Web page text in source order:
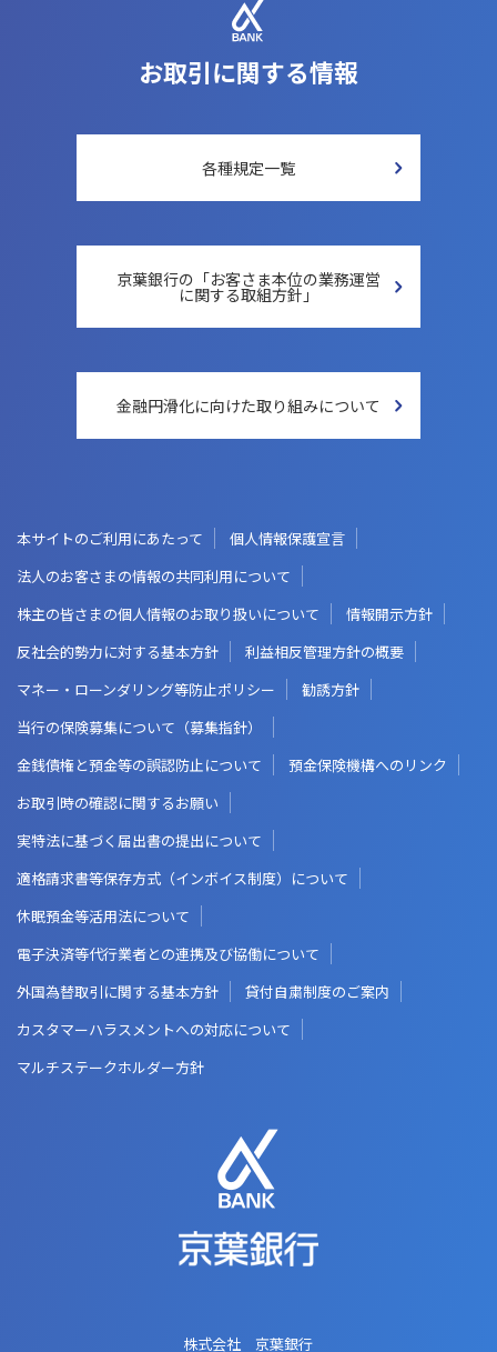
お取引に関する情報
各種規定一覧
京葉銀行の「お客さま本位の業務運営
に関する取組方針」
金融円滑化に向けた取り組みについて
本サイトのご利用にあたって
個人情報保護宣言
法人のお客さまの情報の共同利用について
株主の皆さまの個人情報のお取り扱いについて
情報開示方針
反社会的勢力に対する基本方針
利益相反管理方針の概要
マネー・ローンダリング等防止ポリシー
勧誘方針
当行の保険募集について（募集指針）
金銭債権と預金等の誤認防止について
預金保険機構へのリンク
お取引時の確認に関するお願い
実特法に基づく届出書の提出について
適格請求書等保存方式（インボイス制度）について
休眠預金等活用法について
電子決済等代行業者との連携及び協働について
外国為替取引に関する基本方針
貸付自粛制度のご案内
カスタマーハラスメントへの対応について
マルチステークホルダー方針
株式会社 京葉銀行